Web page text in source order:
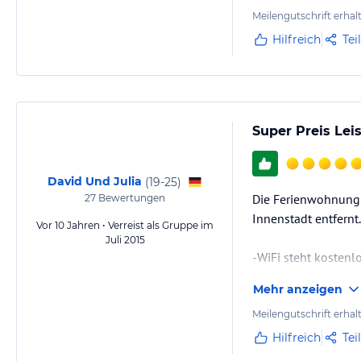
Meilengutschrift
Hilfreich
David Und Julia (19-25)
27 Bewertungen
Vor 10 Jahren • Verreist als Gruppe im
Juli 2015
Super Preis
Die
Innenstadt entfernt.
-WiFi steht
-Wohnung ist sehr
sehr sauber
-einziger negative
Mehr anzeigen
Meilengutschrift
Hilfreich